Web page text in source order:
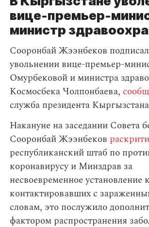
вице-премьер-
министр
Сооронбай Жээнбеков
увольнении вице-премьер-
Омурбековой и министра
Космосбека Чолпонбаева,
служба президента
Накануне на заседании Совета
Сооронбай Жээнбеков
республиканский штаб по
коронавирусу и Минздрав за
несвоевременное установление
контактировавших с
словам, это послужило
фактором распространения